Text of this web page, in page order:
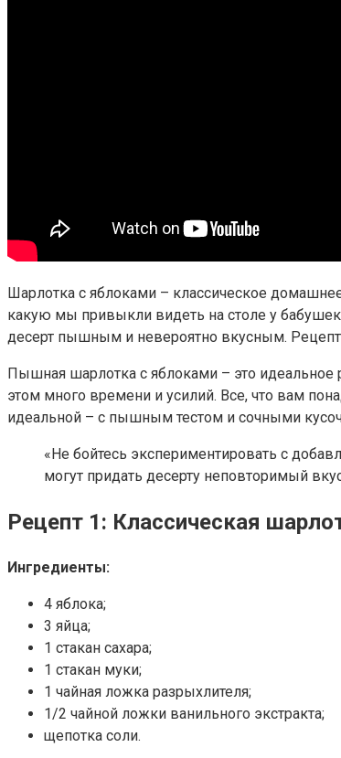
Шарлотка с яблоками – классическое
какую мы привыкли видеть на столе у
десерт пышным и невероятно вкусным.
Пышная шарлотка с яблоками – это идеальное
этом много времени и усилий. Все, что вам
идеальной – с пышным тестом и сочными
«Не бойтесь экспериментировать с
могут придать десерту неповторимый
Рецепт 1: Классическая
Ингредиенты:
4 яблока;
3 яйца;
1 стакан сахара;
1 стакан муки;
1 чайная ложка разрыхлителя;
1/2 чайной ложки ванильного экстракта;
щепотка соли.